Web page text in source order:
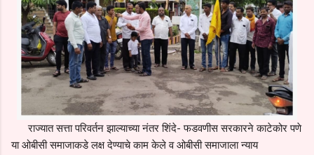
राज्यात सत्ता परिवर्तन झाल्याच्या नंतर शिंदे- फडवणीस सरकारने काटेकोर पणे
या ओबीसी समाजाकडे लक्ष देण्याचे काम केले व ओबीसी समाजाला न्याय